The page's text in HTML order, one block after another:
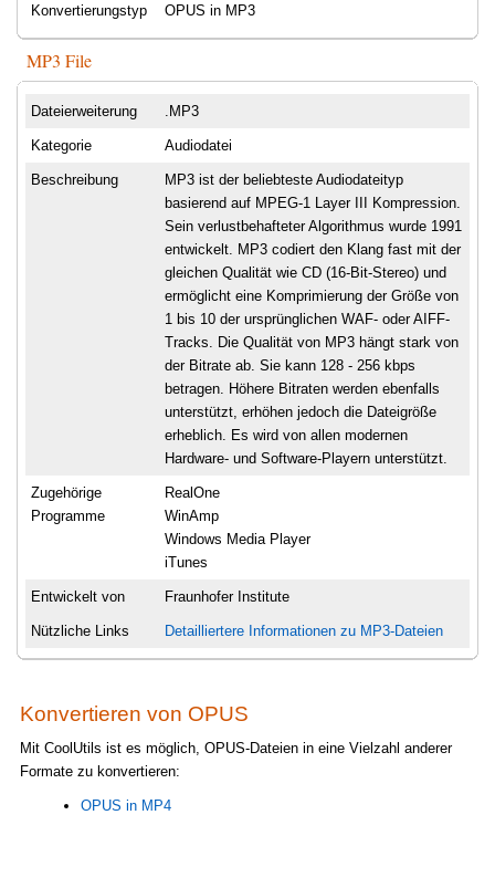
Konvertierungstyp OPUS in MP3
MP3 File
Dateierweiterung .MP3
Kategorie Audiodatei
Beschreibung
MP3 ist der beliebteste Audiodateityp
basierend auf MPEG-1 Layer III Kompression.
Sein verlustbehafteter Algorithmus wurde 1991
entwickelt. MP3 codiert den Klang fast mit der
gleichen Qualität wie CD (16-Bit-Stereo) und
ermöglicht eine Komprimierung der Größe von
1 bis 10 der ursprünglichen WAF- oder AIFF-
Tracks. Die Qualität von MP3 hängt stark von
der Bitrate ab. Sie kann 128 - 256 kbps
betragen. Höhere Bitraten werden ebenfalls
unterstützt, erhöhen jedoch die Dateigröße
erheblich. Es wird von allen modernen
Hardware- und Software-Playern unterstützt.
Zugehörige
Programme
RealOne
WinAmp
Windows Media Player
iTunes
Entwickelt von Fraunhofer Institute
Nützliche Links Detailliertere Informationen zu MP3-Dateien
Konvertieren von OPUS
Mit CoolUtils ist es möglich, OPUS-Dateien in eine Vielzahl anderer
Formate zu konvertieren:
OPUS in MP4